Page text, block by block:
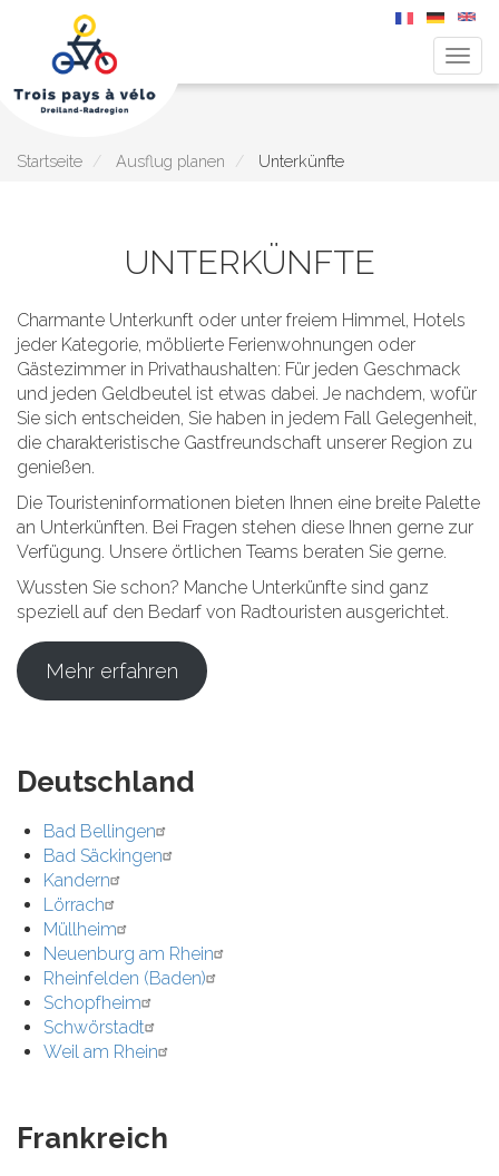
Direkt
Startseite Ausflug planen Unterkünfte
UNTERKÜNFTE
Charmante Unterkunft oder unter freiem Himmel, Hotels
jeder Kategorie, möblierte Ferienwohnungen oder
Gästezimmer in Privathaushalten: Für jeden Geschmack
und jeden Geldbeutel ist etwas dabei. Je nachdem, wofür
Sie sich entscheiden, Sie haben in jedem Fall Gelegenheit,
die charakteristische Gastfreundschaft unserer Region zu
genießen.
Die Touristeninformationen bieten Ihnen eine breite Palette
an Unterkünften. Bei Fragen stehen diese Ihnen gerne zur
Verfügung. Unsere örtlichen Teams beraten Sie gerne.
Wussten Sie schon? Manche Unterkünfte sind ganz
speziell auf den Bedarf von Radtouristen ausgerichtet.
Mehr erfahren
Deutschland
Bad Bellingen
Bad Säckingen
Kandern
Lörrach
Müllheim
Neuenburg am Rhein
Rheinfelden (Baden)
Schopfheim
Schwörstadt
Weil am Rhein
Frankreich